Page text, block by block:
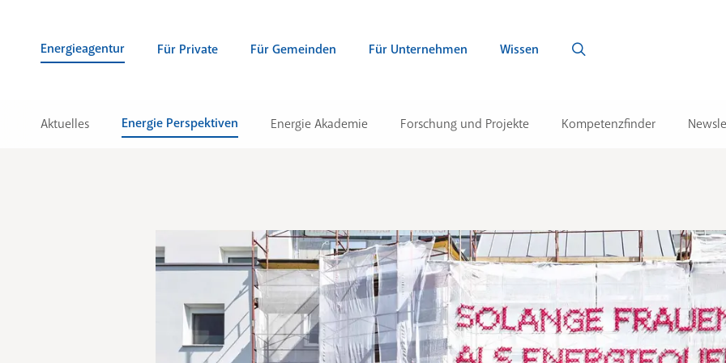
Energieagentur Für Private Für Gemeinden Für Unternehmen Wissen
Aktuelles Energie Perspektiven Energie Akademie Forschung und Projekte Kompetenzfinder